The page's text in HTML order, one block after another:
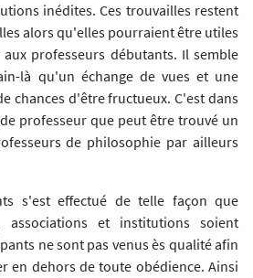
inédites. Ces trouvailles restent
alors qu'elles pourraient être utiles
professeurs débutants. Il semble
là qu'un échange de vues et une
chances d'être fructueux. C'est dans
professeur que peut être trouvé un
de philosophie par ailleurs
s'est effectué de telle façon que
associations et institutions soient
ne sont pas venus ès qualité afin
en dehors de toute obédience. Ainsi